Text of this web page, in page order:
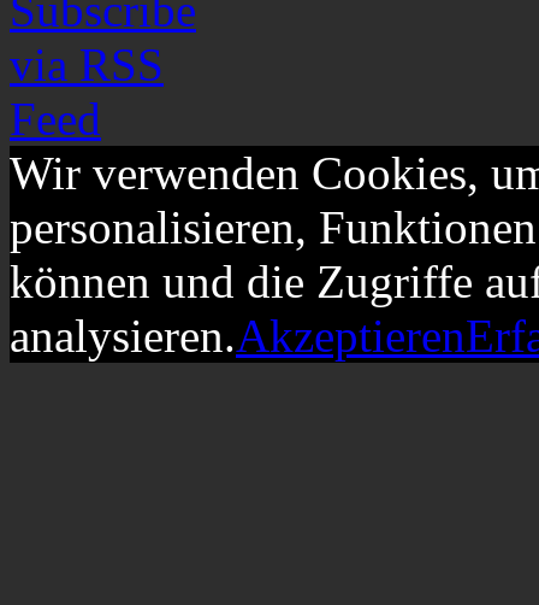
Wir verwenden Cookies,
personalisieren,
können und die Zugriffe
analysieren.Akzeptieren